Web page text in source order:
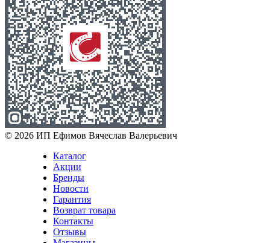
© 2026 ИП Ефимов Вячеслав Валерьевич
Каталог
Акции
Бренды
Новости
Гарантия
Возврат товара
Контакты
Отзывы